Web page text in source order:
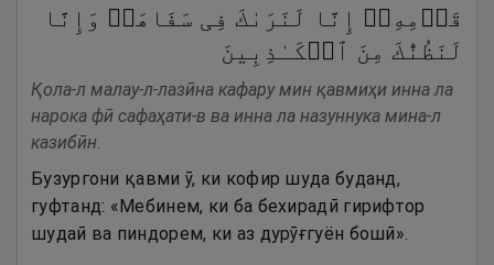
قَوۡمِهِۦۤ إِنَّا لَنَرَىٰكَ فِی سَفَاهَةࣲ وَإِنَّا
لَنَظُنُّكَ مِنَ ٱلۡكَـٰذِبِینَ
Қола-л малау-л-лазӣна кафару мин қавмиҳи инна ла
нарока фӣ сафаҳати-в ва инна ла назуннука мина-л
казибӣн.
Бузургони қавми ӯ, ки кофир шуда буданд,
гуфтанд: «Мебинем, ки ба бехирадӣ гирифтор
шудаӣ ва пиндорем, ки аз дурӯғгуён бошӣ».